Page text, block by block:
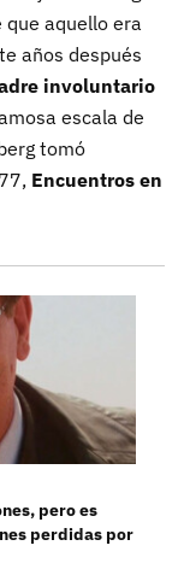
que aquello era
años después
involuntario
escala de
tomó
Encuentros en
pero es
perdidas por